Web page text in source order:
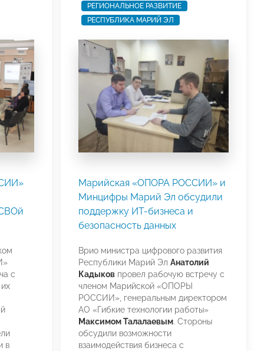
с
в
РЕГИОНАЛЬНОЕ РАЗВИТИЕ
РЕСПУБЛИКА МАРИЙ ЭЛ
Марийская «ОПОРА РОССИИ» и
Минцифры Марий Эл обсудили
поддержку ИT-бизнеса и
безопасность данных
Врио министра цифрового развития
Республики Марий ЭлАнатолий
Кадыков провел рабочую встречу с
членом Марийской «ОПОРЫ
РОССИИ», генеральным директором
АО «Гибкие технологии работы»
Максимом Талалаевым. Стороны
обсудили возможности
взаимодействия бизнеса с